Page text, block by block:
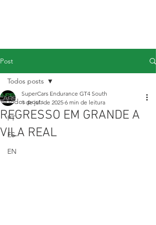
Post
Todos posts
PT
ES
EN
Todos posts
REGRESSO EM GRANDE A
VILA REAL
SuperCars Endurance GT4 South
1 de jul. de 2025 6 min de leitura